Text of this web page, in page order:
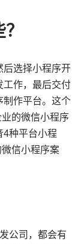
后选择小程序开
工作，最后交付
制作平台。这个
的微信小程序
4种平台小程
信小程序案
公司，都会有